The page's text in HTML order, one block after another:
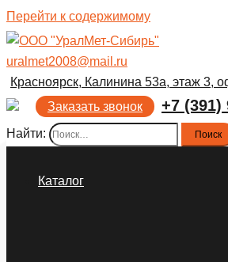
Перейти к содержимому
uralmet2008@mail.ru
Красноярск, Калинина 53а, этаж 3,
Заказать звонок
+7 (391)
Найти:
Каталог